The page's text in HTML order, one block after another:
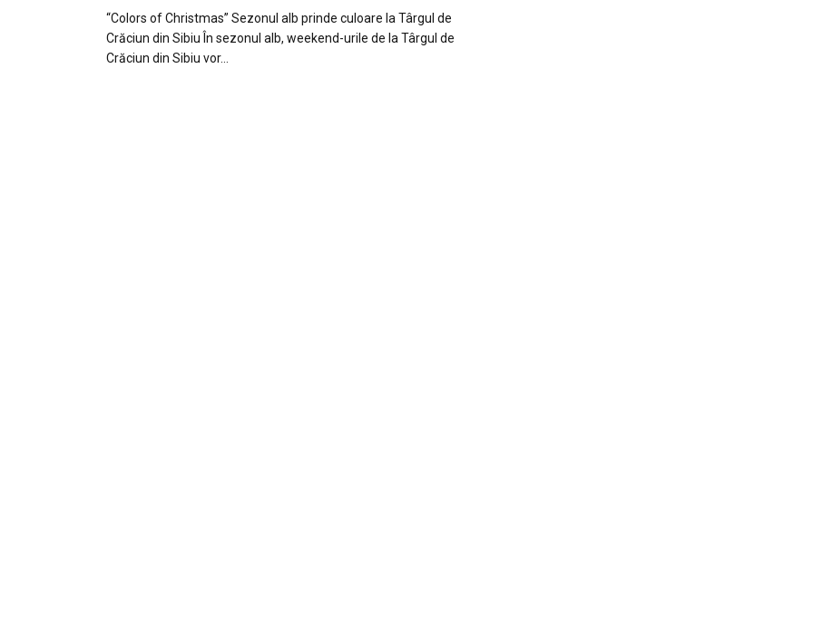
“Colors of Christmas” Sezonul alb prinde culoare la Târgul de
Crăciun din Sibiu În sezonul alb, weekend-urile de la Târgul de
Crăciun din Sibiu vor…